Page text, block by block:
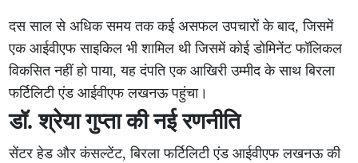
दस साल से अधिक समय तक कई असफल उपचारों के बाद, जिसमें
एक आईवीएफ साइकिल भी शामिल थी जिसमें कोई डोमिनेंट फॉलिकल
विकसित नहीं हो पाया, यह दंपति एक आखिरी उम्मीद के साथ बिरला
फर्टिलिटी एंड आईवीएफ लखनऊ पहुंचा।
डॉ. श्रेया गुप्ता की नई रणनीति
सेंटर हेड और कंसल्टेंट, बिरला फर्टिलिटी एंड आईवीएफ लखनऊ की